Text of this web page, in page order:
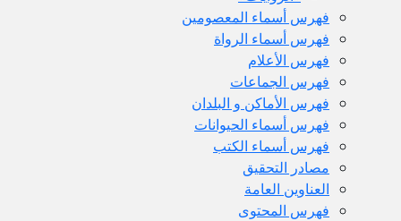
فهرس أسماء المعصومين
فهرس أسماء الرواة
فهرس الأعلام
فهرس الجماعات
فهرس الأماكن و البلدان
فهرس أسماء الحيوانات
فهرس أسماء الكتب
مصادر التحقيق
العناوين العامة
فهرس المحتوى